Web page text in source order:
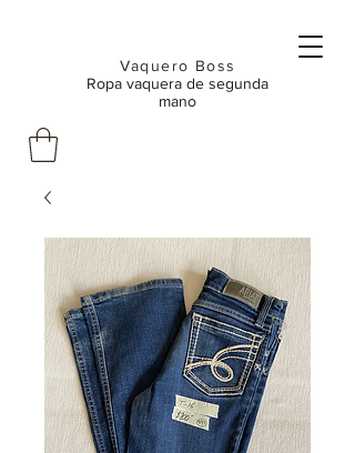
Vaquero Boss
Ropa vaquera de segunda
mano